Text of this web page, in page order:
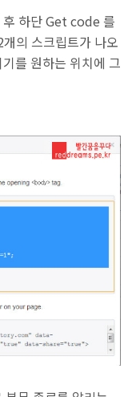
후 하단 Get code 를
의 스크립트가 나오
를 원하는 위치에 그